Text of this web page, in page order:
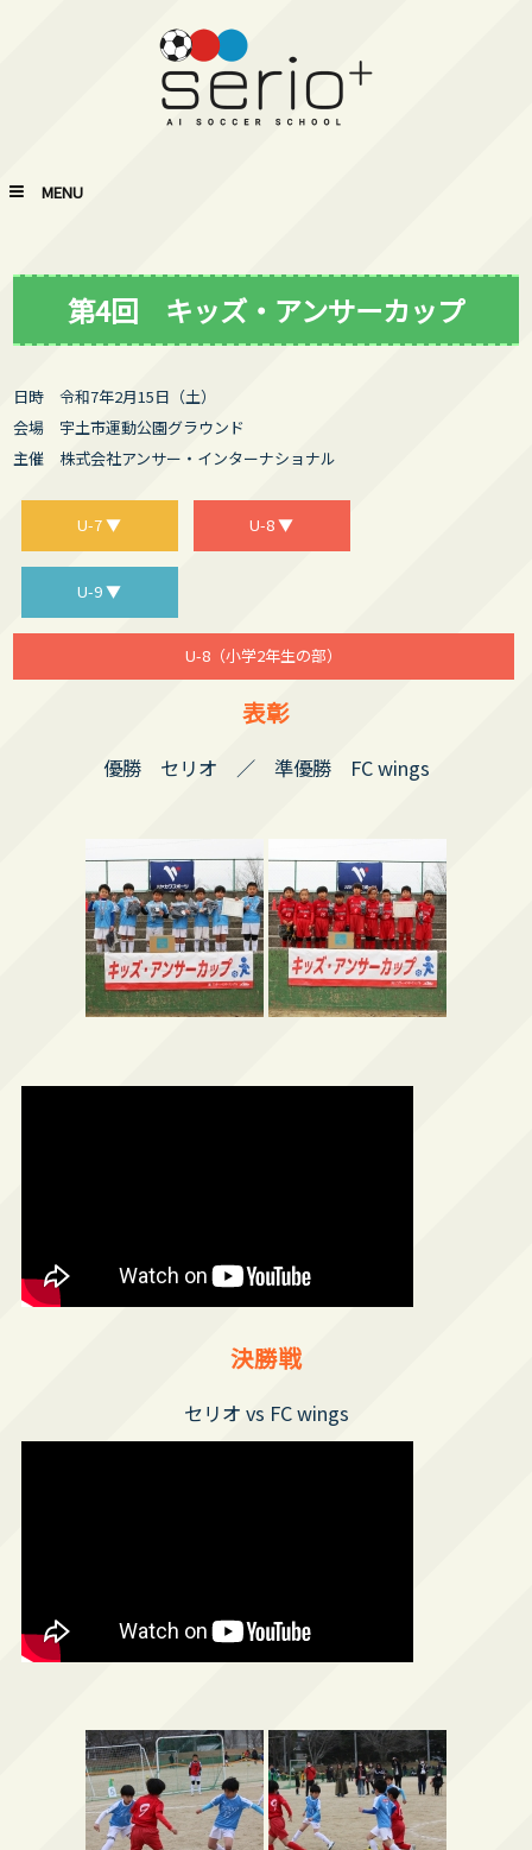
MENU
第4回 キッズ・アンサーカップ
日時 令和7年2月15日（土）
会場 宇土市運動公園グラウンド
主催 株式会社アンサー・インターナショナル
U-7 ▼ U-8 ▼
U-9 ▼
U-8（小学2年生の部）
表彰
優勝 セリオ ／ 準優勝 FC wings
決勝戦
セリオ vs FC wings